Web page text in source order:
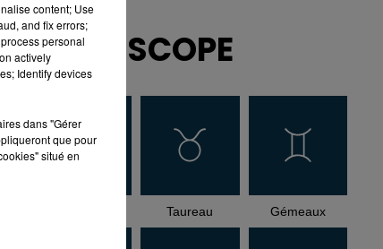
HOROSCOPE
Taureau Gémeaux
content; Use
and fix errors;
personal
actively
Identify devices
dans "Gérer
que pour
situé en